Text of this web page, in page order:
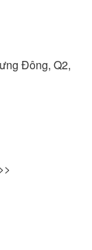
Đông, Q2,